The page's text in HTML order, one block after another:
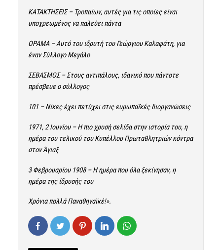
ΚΑΤΑΚΤΗΣΕΙΣ – Τροπαίων, αυτές για τις οποίες είναι
υποχρεωμένος να παλεύει πάντα
ΟΡΑΜΑ – Αυτό του ιδρυτή του Γεώργιου Καλαφάτη, για
έναν Σύλλογο Μεγάλο
ΣΕΒΑΣΜΟΣ – Στους αντιπάλους, ιδανικό που πάντοτε
πρέσβευε ο σύλλογος
101 – Νίκες έχει πετύχει στις ευρωπαϊκές διοργανώσεις
1971, 2 Ιουνίου – Η πιο χρυσή σελίδα στην ιστορία του, η
ημέρα του τελικού του Κυπέλλου Πρωταθλητριών κόντρα
στον Άγιαξ
3 Φεβρουαρίου 1908 – Η ημέρα που όλα ξεκίνησαν, η
ημέρα της ίδρυσής του
Χρόνια πολλά Παναθηναϊκέ!».